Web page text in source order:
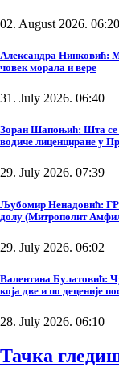
02. August 2026. 06:20
Александра Нинковић:
човек морала и вере
31. July 2026. 06:40
Зоран Шапоњић: Шта се
водиче лиценциране у
29. July 2026. 07:39
Љубомир Ненадовић:
долу (Митрополит
29. July 2026. 06:02
Валентина Булатовић:
која две и по деценије
28. July 2026. 06:10
Тачка